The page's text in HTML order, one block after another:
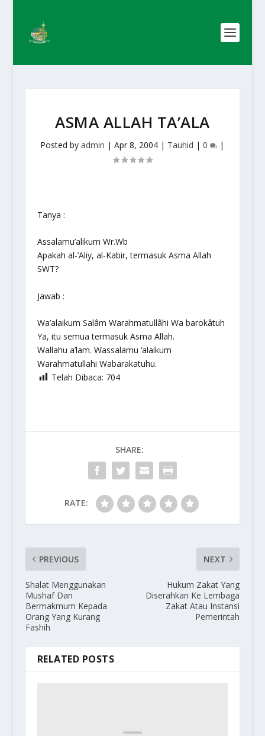
ASMA ALLAH TA’ALA
Posted byadmin |Apr 8, 2004 | Tauhid |0 |
Tanya :
Assalamu’alikum Wr.Wb
Apakah al-’Aliy, al-Kabir, termasuk Asma Allah
SWT?
Jawab :
Wa’alaikum Salâm Warahmatullâhi Wa barokâtuh
Ya, itu semua termasuk Asma Allah.
Wallahu a’lam. Wassalamu ‘alaikum
Warahmatullahi Wabarakatuhu.
Telah Dibaca: 704
SHARE:
RATE:
PREVIOUS
Shalat Menggunakan
Mushaf Dan
Bermakmum Kepada
Orang Yang Kurang
Fashih
NEXT
Hukum Zakat Yang
Diserahkan Ke Lembaga
Zakat Atau Instansi
Pemerintah
RELATED POSTS